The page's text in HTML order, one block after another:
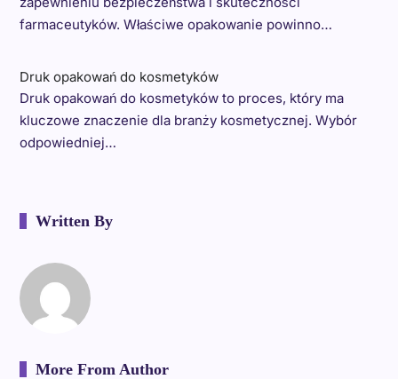
farmaceutyków. Właściwe opakowanie powinno…
Druk opakowań do kosmetyków
Druk opakowań do kosmetyków to proces, który ma
kluczowe znaczenie dla branży kosmetycznej. Wybór
odpowiedniej…
Written By
More From Author